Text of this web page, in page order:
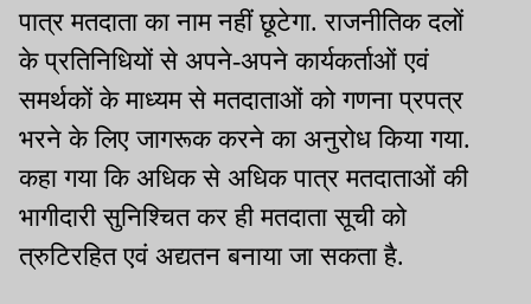
पात्र मतदाता का नाम नहीं छूटेगा. राजनीतिक दलों
के प्रतिनिधियों से अपने-अपने कार्यकर्ताओं एवं
समर्थकों के माध्यम से मतदाताओं को गणना प्रपत्र
भरने के लिए जागरूक करने का अनुरोध किया गया.
कहा गया कि अधिक से अधिक पात्र मतदाताओं की
भागीदारी सुनिश्चित कर ही मतदाता सूची को
त्रुटिरहित एवं अद्यतन बनाया जा सकता है.